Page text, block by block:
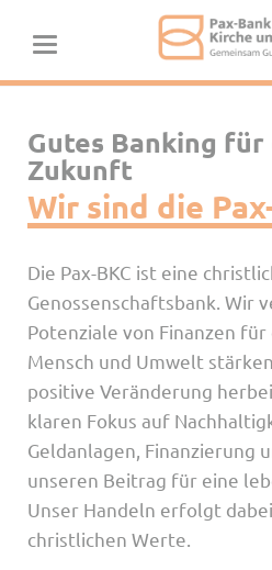
Gutes Banking
Zukunft
Wir sind die
Die Pax-BKC ist eine
Genossenschaftsbank. Wir
Potenziale von Finanzen
Mensch und Umwelt
positive Veränderung
klaren Fokus auf
Geldanlagen, Finanzierung
unseren Beitrag für eine
Unser Handeln erfolgt
christlichen Werte.